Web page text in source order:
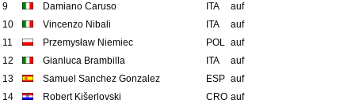
9
Damiano Caruso ITA
auf
10
Vincenzo Nibali ITA
auf
11
Przemysław Niemiec POL auf
12
Gianluca Brambilla ITA
auf
13
Samuel Sanchez Gonzalez ESP auf
14
Robert Kišerlovski CRO auf